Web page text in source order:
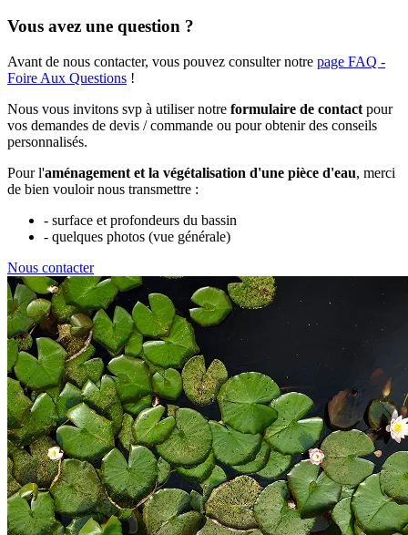
Vous avez une question ?
Avant de nous contacter, vous pouvez consulter notre page FAQ -
Foire Aux Questions !
Nous vous invitons svp à utiliser notre formulaire de contact pour
vos demandes de devis / commande ou pour obtenir des conseils
personnalisés.
Pour l'aménagement et la végétalisation d'une pièce d'eau, merci
de bien vouloir nous transmettre :
- surface et profondeurs du bassin
- quelques photos (vue générale)
Nous contacter